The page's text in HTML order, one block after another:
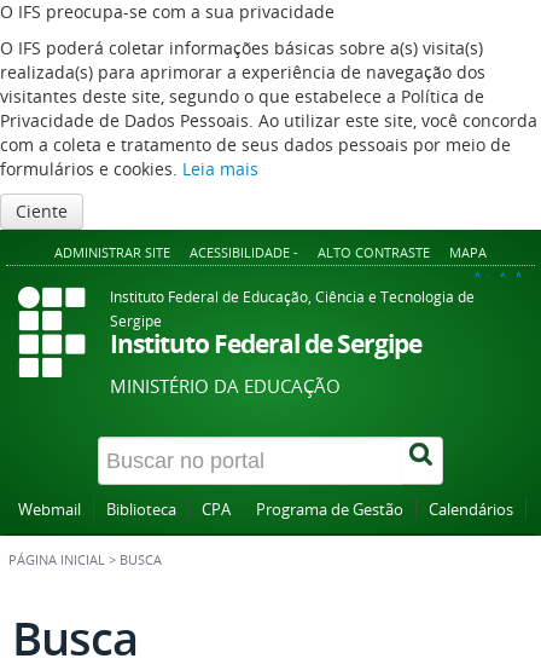
O IFS preocupa-se com a sua privacidade
O IFS poderá coletar informações básicas sobre a(s) visita(s)
realizada(s) para aprimorar a experiência de navegação dos
visitantes deste site, segundo o que estabelece a Política de
Privacidade de Dados Pessoais. Ao utilizar este site, você concorda
com a coleta e tratamento de seus dados pessoais por meio de
formulários e cookies. Leia mais
Ciente
ADMINISTRAR SITE ACESSIBILIDADE - ALTO CONTRASTE MAPA
A+ A A-
Instituto Federal de Educação, Ciência e Tecnologia de
Sergipe
Instituto Federal de Sergipe
MINISTÉRIO DA EDUCAÇÃO
Webmail Biblioteca CPA Programa de Gestão Calendários
PÁGINA INICIAL > BUSCA
Busca